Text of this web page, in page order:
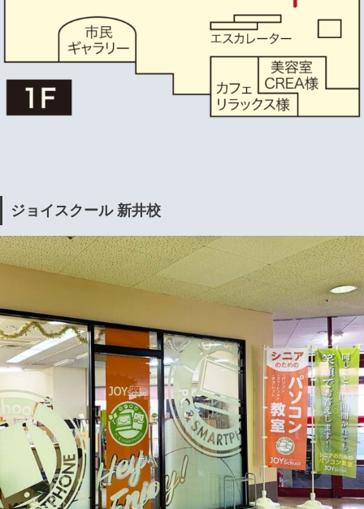
ジョイスクール 新井校